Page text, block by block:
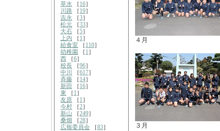
草水 ［ 16］
川路 ［ 19］
吉永 ［3］
松元 ［33］
大石 ［5］
上内 ［ 1 ］
給食室 ［ 110］
幼稚園
［ 1 ］
西 ［6］
校長 ［96］
中川
［617］
斉藤 ［ 14］
新田
［ 16］
東 ［ 1 ］
友原 ［ 1 ］
今村 ［2］
新山 ［249］
桑畑
［28］
広報委員会 ［83］
４月
３月